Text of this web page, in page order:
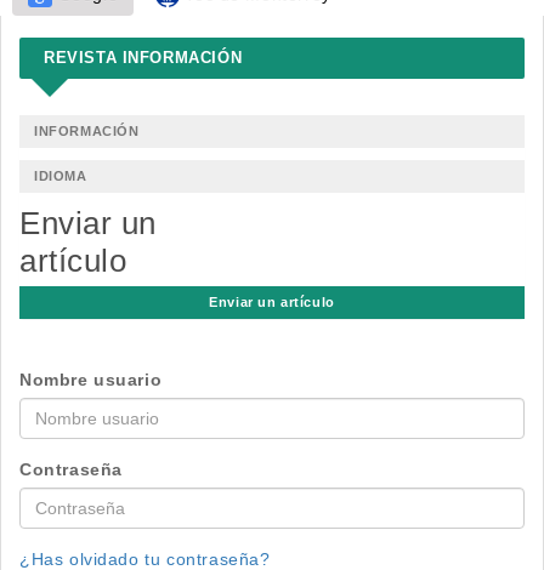
REVISTA INFORMACIÓN
INFORMACIÓN
IDIOMA
Enviar un
artículo
Enviar un artículo
Nombre usuario
Contraseña
¿Has olvidado tu contraseña?